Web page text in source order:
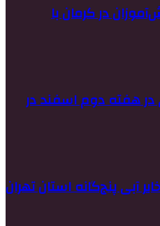
در کرمان با
در هفته دوم اسفند در